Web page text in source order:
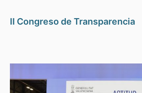
II Congreso de Transparencia